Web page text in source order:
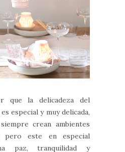
que la delicadeza del
especial y muy delicada,
crean ambientes
pero este en especial
paz, tranquilidad y